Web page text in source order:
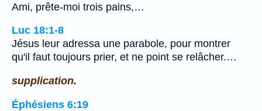
Ami, prête-moi trois pains,…
Luc 18:1-8
Jésus leur adressa une parabole, pour montrer
qu'il faut toujours prier, et ne point se relâcher.…
supplication.
Éphésiens 6:19